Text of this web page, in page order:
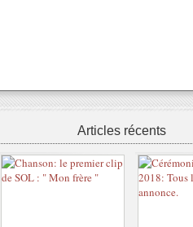
Articles récents